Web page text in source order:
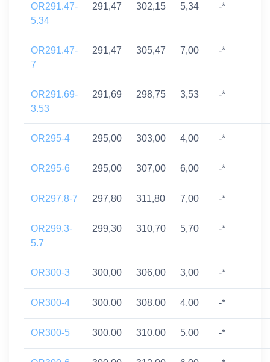
OR291.47-
5.34
291,47 302,15 5,34 -*
OR291.47-
7
291,47 305,47 7,00 -*
OR291.69-
3.53
291,69 298,75 3,53 -*
OR295-4 295,00 303,00 4,00 -*
OR295-6 295,00 307,00 6,00 -*
OR297.8-7 297,80 311,80 7,00 -*
OR299.3-
5.7
299,30 310,70 5,70 -*
OR300-3 300,00 306,00 3,00 -*
OR300-4 300,00 308,00 4,00 -*
OR300-5 300,00 310,00 5,00 -*